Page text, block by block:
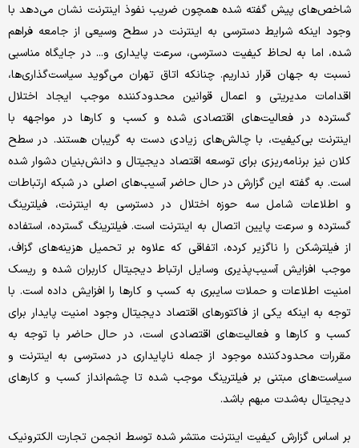
شاخص‌های پیش گفته شده همچون ضریب نفوذ اینترنت نشان می‌دهد با
وجود اینکه شرایط دسترسی به اینترنت در سطح وسیعی از جامعه فراهم
شده، ‌اما به لحاظ کیفیت دسترسی، سرعت پایداری و... در جایگاه مناسبی
نسبت به جهان قرار نداریم. چنانکه اتاق تهران می‌گوید سیاست‌گذاری‌ها،
اقدامات مدیریتی و اعمال قوانین محدودکننده موجب ایجاد اختلال
گسترده در فعالیت‌های اقتصادی شده و کسب و کارها در مواجهه با
اینترنت بی‌کیفیت، با چالش‌های زیادی دست به گریبان هستند. در سطح
کلان نیز برنامه‌ریزی برای توسعه اقتصاد دیجیتال و دانش‌بنیان دشوار شده
است. به گفته این گزارش در حال حاضر آسیب‌های اصلی در شبکه ارتباطات
و اطلاعات شامل سه حوزه اختلال در دسترسی به اینترنت، فیلترینگ
گسترده و سرعت پایین اتصال به اینترنت است. فیلترینگ گسترده، ‌استفاده
از فیلترشکن را ناگزیر کرده، اتفاقی که علاوه بر تحمیل هزینه‌های گزاف،
موجب افزایش آسیب‌پذیری وسایل ارتباط دیجیتال کاربران شده و ریسک
امنیت اطلاعات و حملات سایبری به کسب و کارها را افزایش داده است. با
توجه به اینکه یکی از فاکتورهای اقتصاد دیجیتال وجود امنیت پایدار برای
کسب و کارها و فعالیت‌های اقتصادی است، در حال حاضر با توجه به
مقررات محدودکننده موجود از جمله ناپایداری در دسترسی به اینترنت و
سیاست‌های مبتنی بر فیلترینگ موجب شده تا چشم‌انداز کسب و کارهای
دیجیتال به‌شدت مبهم باشد.
بر اساس گزارش کیفیت اینترنت منتشر شده توسط انجمن تجارت الکترونیک